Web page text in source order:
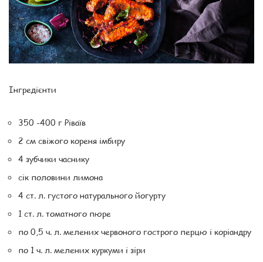
Інгредієнти
350 -400 г Ріваїв
2 см свіжого кореня імбиру
4 зубчики часнику
сік половини лимона
4 ст. л. густого натурального йогурту
1 ст. л. томатного пюре
по 0,5 ч. л. мелених червоного гострого перцю і коріандру
по 1 ч. л. мелених куркуми і зіри